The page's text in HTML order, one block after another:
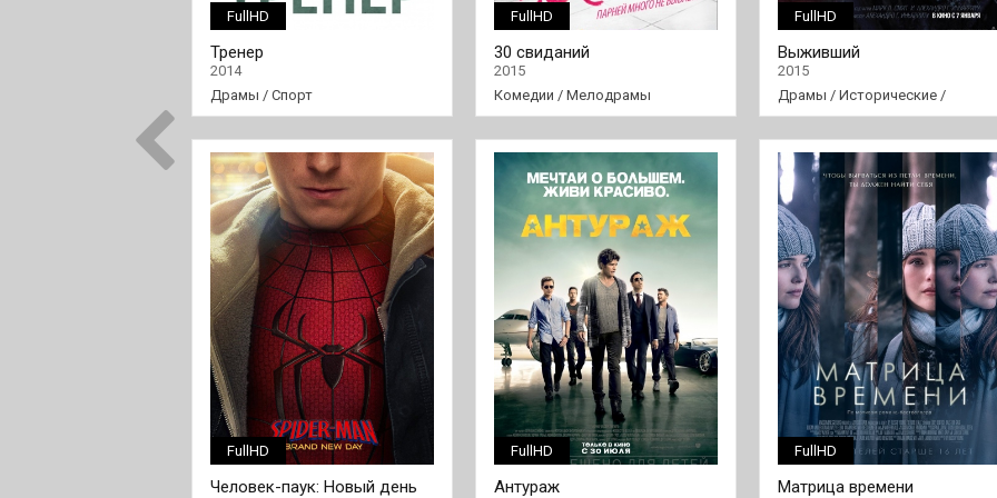
FullHD
Тренер
2014
Драмы / Спорт
FullHD
Человек-паук: Новый день
FullHD
30 свиданий
2015
Комедии / Мелодрамы
FullHD
Антураж
FullHD
Выживший
2015
Драмы / Исторические /
FullHD
Матрица времени